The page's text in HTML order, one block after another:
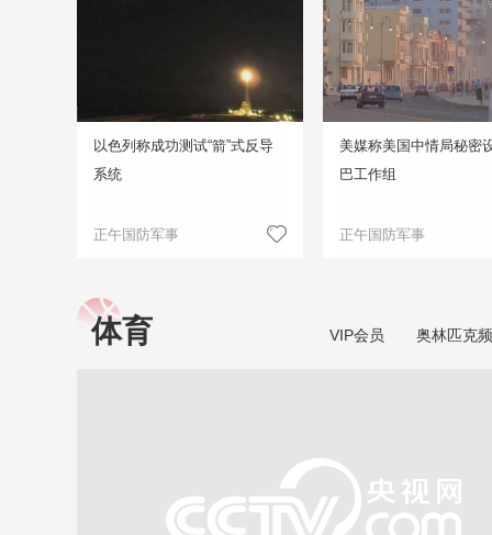
以色列称成功测试“箭”式反导
系统
正午国防军事
美媒称美国中情局秘密
巴工作组
正午国防军事
体育 VIP会员 奥林匹克